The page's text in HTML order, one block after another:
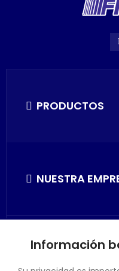
PRODUCTOS
NUESTRA
SU CUENTA
Información